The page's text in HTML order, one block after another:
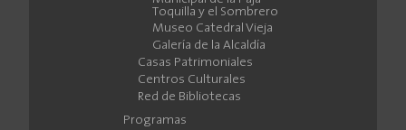
Toquilla y el Sombrero
Museo Catedral Vieja
Galería de la Alcaldía
Casas Patrimoniales
Centros Culturales
Red de Bibliotecas
Programas